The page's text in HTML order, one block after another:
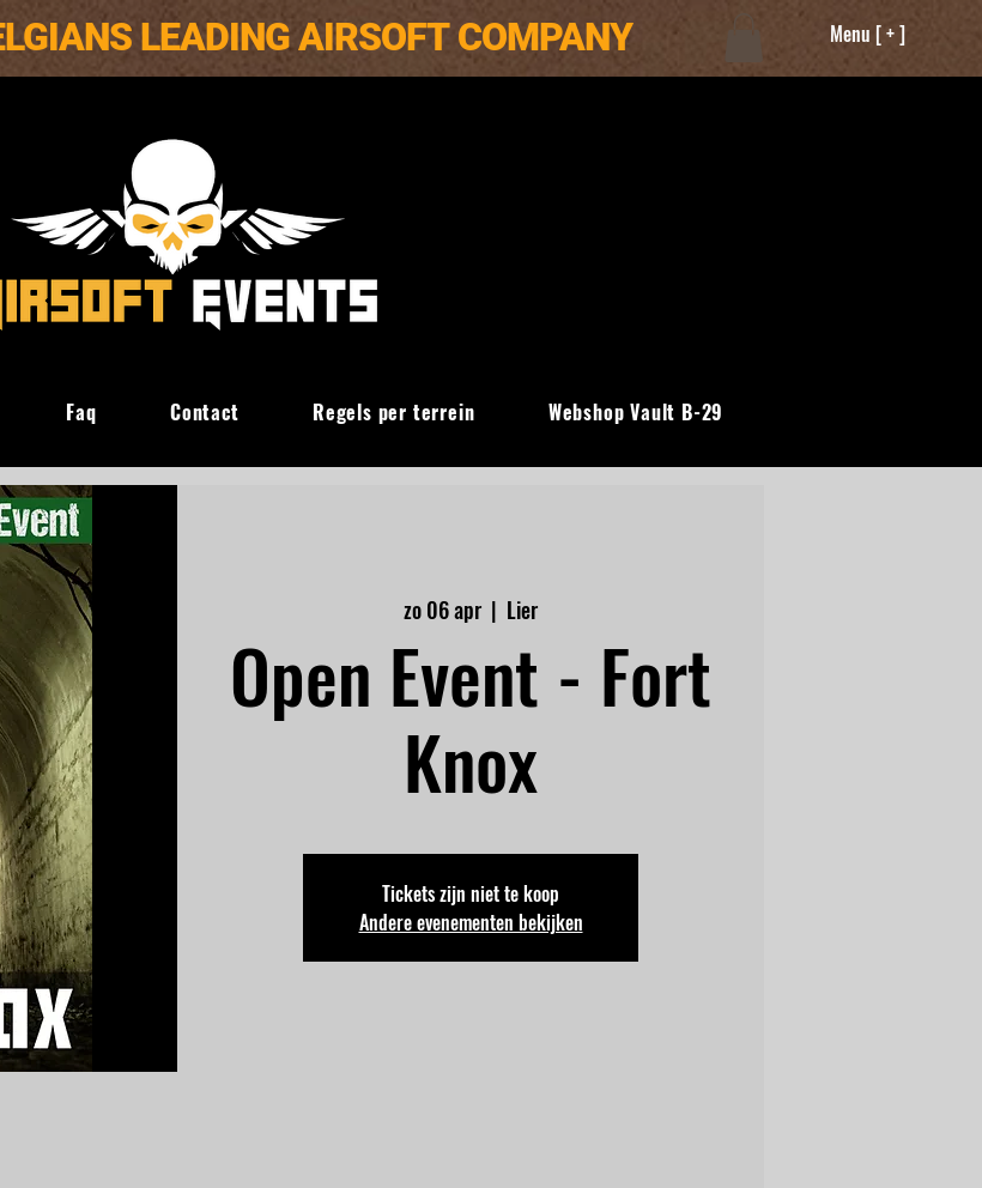
Menu [ + ]
LEADING AIRSOFT COMPANY
zo 06 apr
  |
Lier
Open Event - Fort
Knox
Tickets zijn niet te koop
Andere evenementen bekijken
Faq Contact Regels per terrein Webshop Vault B-29